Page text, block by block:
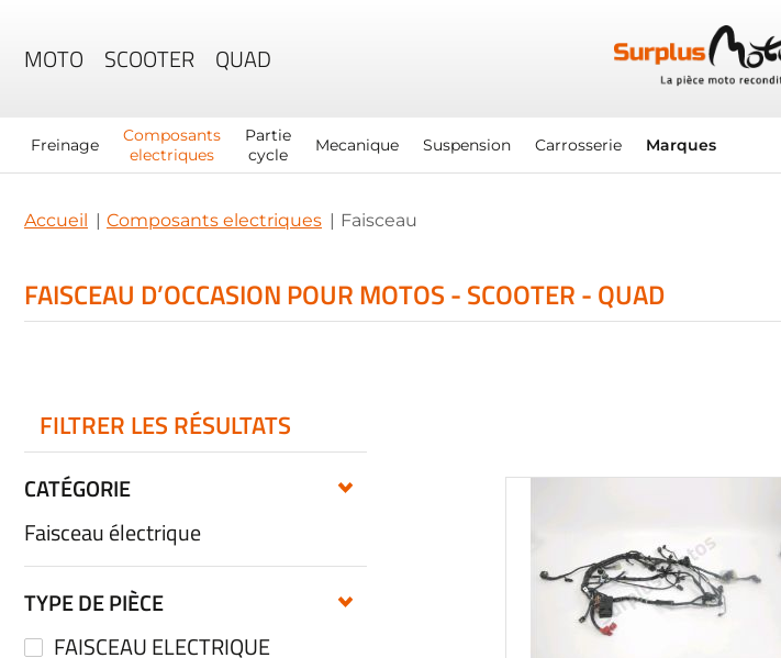
MOTO SCOOTER QUAD
Freinage
Composants
electriques
Partie
cycle
Mecanique Suspension Carrosserie Marques
Accueil Composants electriques Faisceau
FAISCEAU D’OCCASION POUR MOTOS - SCOOTER - QUAD
FILTRER LES RÉSULTATS
CATÉGORIE
Faisceau électrique
TYPE DE PIÈCE
FAISCEAU ELECTRIQUE